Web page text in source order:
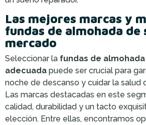
Las mejores marcas y
fundas de almohada de
mercado
Seleccionar la fundas de
adecuada puede ser crucial para
noche de descanso y cuidar la salud
Las marcas destacadas en este
calidad, durabilidad y un tacto
elección. Entre ellas, encontramos